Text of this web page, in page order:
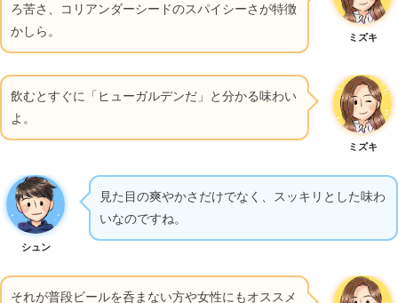
ろ苦さ、コリアンダーシードのスパイシーさが特徴
かしら。
ミズキ
飲むとすぐに「ヒューガルデンだ」と分かる味わい
よ。
ミズキ
シュン
見た目の爽やかさだけでなく、スッキリとした味わ
いなのですね。
それが普段ビールを呑まない方や女性にもオススメ